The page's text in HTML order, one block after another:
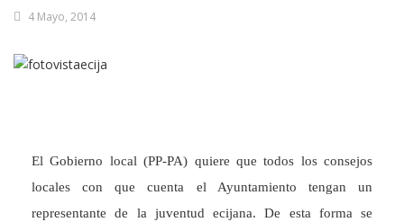
4 Mayo, 2014
El Gobierno local (PP-PA) quiere que todos los consejos
locales con que cuenta el Ayuntamiento tengan un
representante de la juventud ecijana. De esta forma se